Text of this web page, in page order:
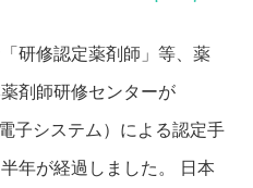
研修認定薬剤師」等、薬
剤師研修センターが
子システム）による認定手
年が経過しました。 日本